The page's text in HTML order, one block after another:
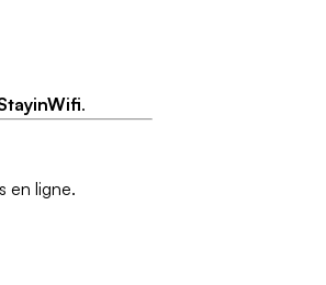
.
en ligne.